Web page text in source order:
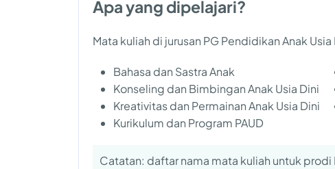
Apa yang dipelajari?
Mata kuliah di jurusan PG Pendidikan Anak Usia
Bahasa dan Sastra Anak
Konseling dan Bimbingan Anak Usia Dini
Kreativitas dan Permainan Anak Usia Dini
Kurikulum dan Program PAUD
Catatan: daftar nama mata kuliah untuk